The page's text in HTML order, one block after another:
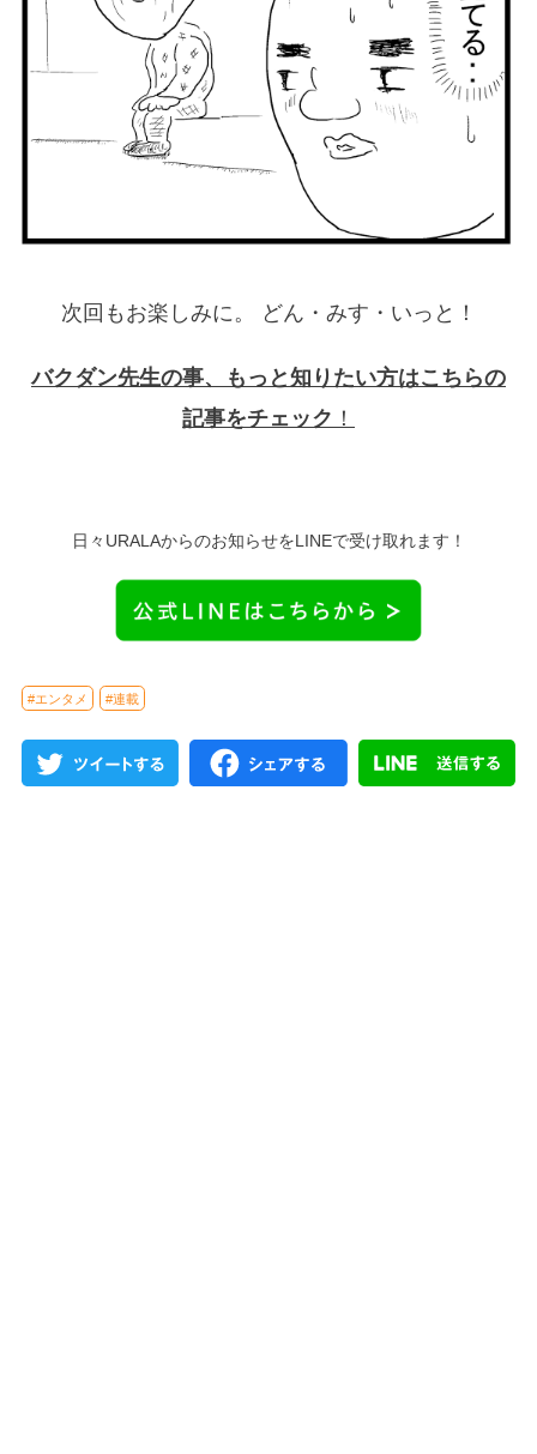
次回もお楽しみに。 どん・みす・いっと！
バクダン先生の事、もっと知りたい方はこちらの
記事をチェック ！
日々URALAからのお知らせをLINEで受け取れます！
#エンタメ #連載